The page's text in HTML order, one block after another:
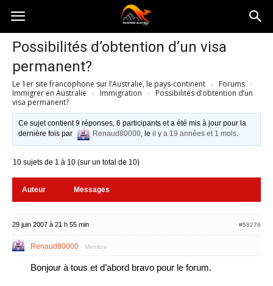
Australia-
australie.com
Possibilités d’obtention d’un visa
permanent?
Le 1er site francophone sur l’Australie, le pays-continent › Forums ›
Immigrer en Australie › Immigration ›
Possibilités d’obtention d’un
visa permanent?
Ce sujet contient 9 réponses, 6 participants et a été mis à jour pour la
dernière fois par
Renaud80000, leil y a 19 années et 1 mois.
10 sujets de 1 à 10 (sur un total de 10)
Auteur Messages
29 juin 2007 à 21 h 55 min #58276
Renaud80000 Membre
Bonjour à tous et d’abord bravo pour le forum.